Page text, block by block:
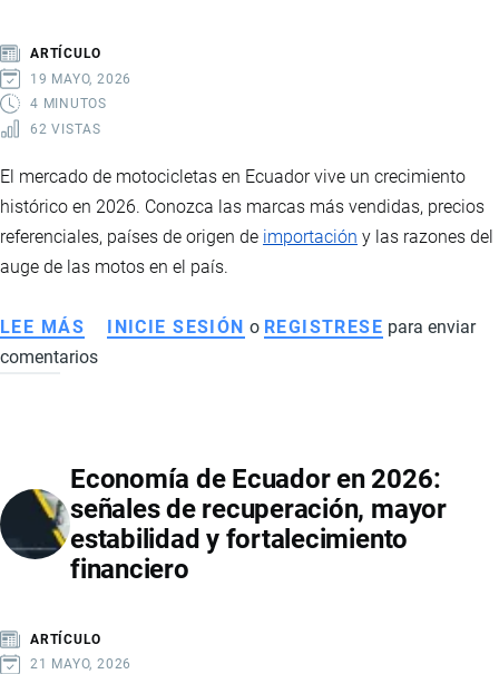
EN
PRODUCTORES
E
ARTÍCULO
19 MAYO, 2026
4 MINUTOS
62 VISTAS
El mercado de motocicletas en Ecuador vive un crecimiento
histórico en 2026. Conozca las marcas más vendidas, precios
referenciales, países de origen de importación y las razones del
auge de las motos en el país.
LEE MÁS SOBRE
MERCADO
ECUADOR
2026:
VENTAS
RÉCORD,
PRECIOS
INICIE SESIÓN o REGISTRESE para enviar
comentarios
Economía de Ecuador en 2026:
señales de recuperación, mayor
estabilidad y fortalecimiento
financiero
ARTÍCULO
21 MAYO, 2026